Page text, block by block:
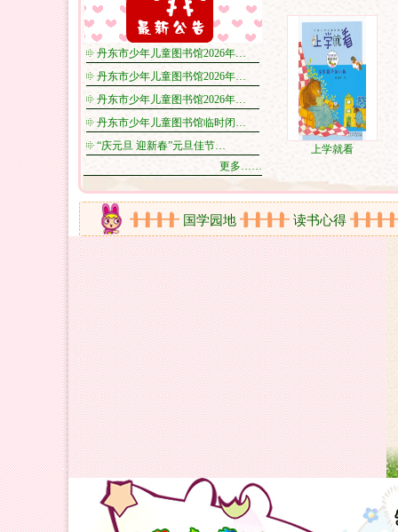
丹东市少年儿童图书馆2026年…
丹东市少年儿童图书馆2026年…
丹东市少年儿童图书馆2026年…
丹东市少年儿童图书馆临时闭…
“庆元旦 迎新春”元旦佳节…
更多……
上学就看
新书架 国学园地 读书心得